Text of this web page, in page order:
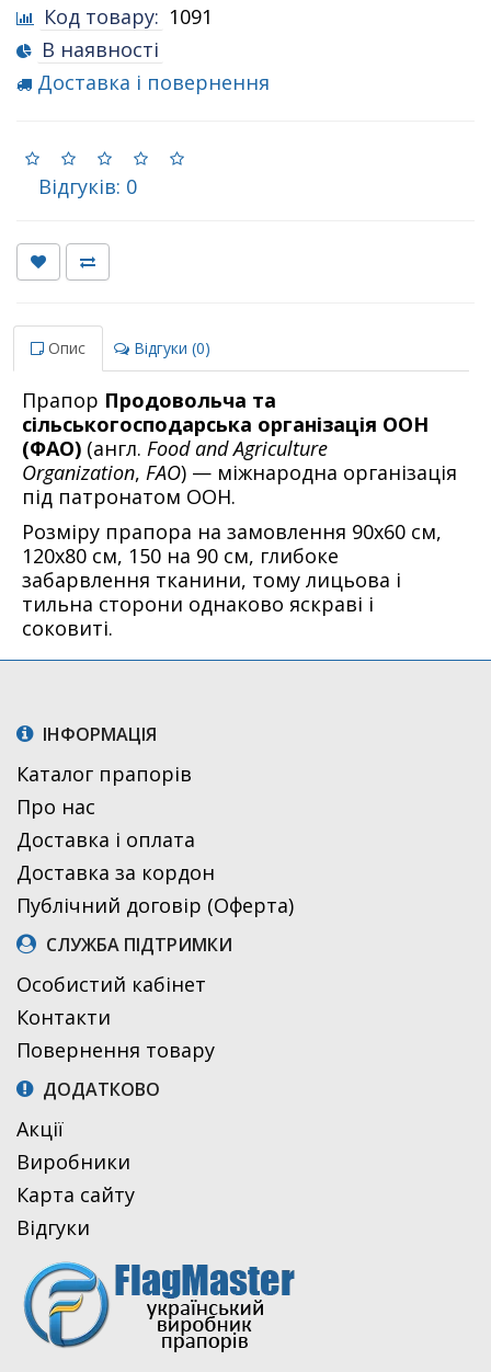
Код товару: 1091
В наявності
Доставка і повернення
Відгуків: 0
Опис Відгуки (0)
Прапор Продовольча та
сільськогосподарська організація ООН
(ФАО) (англ. Food and Agriculture
Organization, FAO) — міжнародна організація
під патронатом ООН.
Розміру прапора на замовлення 90х60 см,
120х80 см, 150 на 90 см, глибоке
забарвлення тканини, тому лицьова і
тильна сторони однаково яскраві і
соковиті.
ІНФОРМАЦІЯ
Каталог прапорів
Про нас
Доставка і оплата
Доставка за кордон
Публічний договір (Оферта)
СЛУЖБА ПІДТРИМКИ
Особистий кабінет
Контакти
Повернення товару
ДОДАТКОВО
Акції
Виробники
Карта сайту
Відгуки